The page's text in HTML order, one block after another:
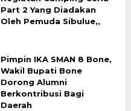
Part 2 Yang Diadakan
Oleh Pemuda Sibulue,,
Pimpin IKA SMAN 8 Bone,
Wakil Bupati Bone
Dorong Alumni
Berkontribusi Bagi
Daerah